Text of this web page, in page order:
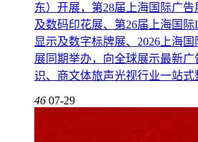
东）开展，第28届上海国际广
及数码印花展、第26届上海国
显示及数字标牌展、2026上海
展同期举办，向全球展示最新
识、商文体旅声光视行业一站式
46 07-29